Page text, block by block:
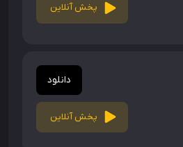
پخش آنلاین
دانلود
پخش آنلاین